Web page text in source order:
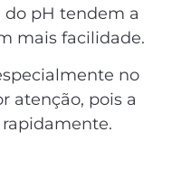
do pH tendem a
mais facilidade.
no
atenção, pois a